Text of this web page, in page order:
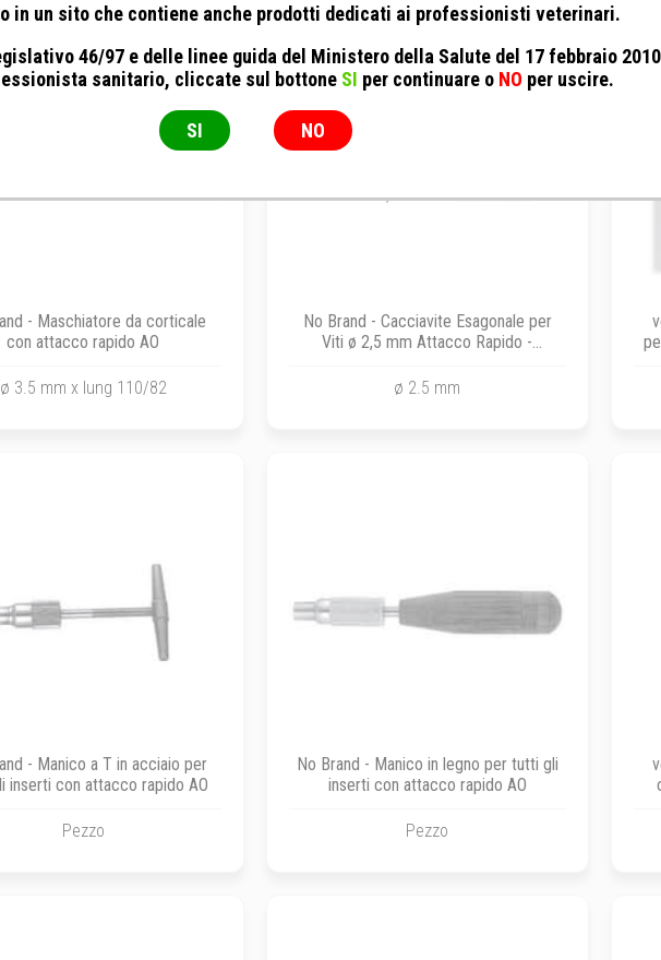
- Maschiatore da corticale
con attacco rapido AO
ø 3.5 mm x lung 110/82
No Brand - Cacciavite Esagonale per
Viti ø 2,5 mm Attacco Rapido -
ø 2.5 mm
- Manico a T in acciaio per
inserti con attacco rapido AO
Pezzo
No Brand - Manico in legno per tutti gli
inserti con attacco rapido AO
Pezzo
in un sito che contiene anche prodotti dedicati ai professionisti veterinari.
46/97 e delle linee guida del Ministero della Salute del 17 febbraio
sanitario, cliccate sul bottone SI per continuare o NO per uscire.
SI NO